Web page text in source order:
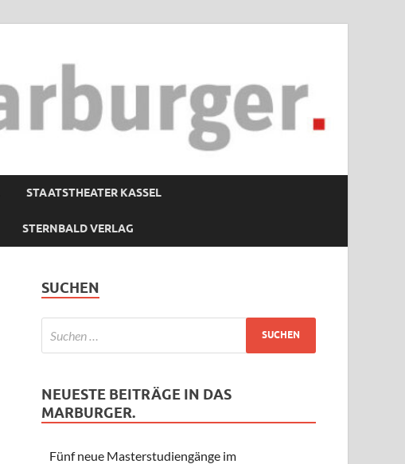
STAATSTHEATER KASSEL
STERNBALD VERLAG
SUCHEN
NEUESTE BEITRÄGE IN DAS
MARBURGER.
Fünf neue Masterstudiengänge im